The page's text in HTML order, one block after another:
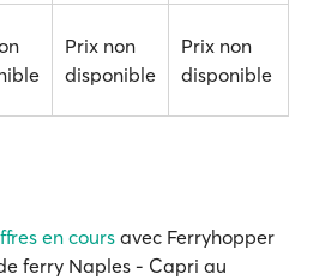
Prix non
disponible
Prix non
disponible
en cours avec Ferryhopper
ferry Naples - Capri au